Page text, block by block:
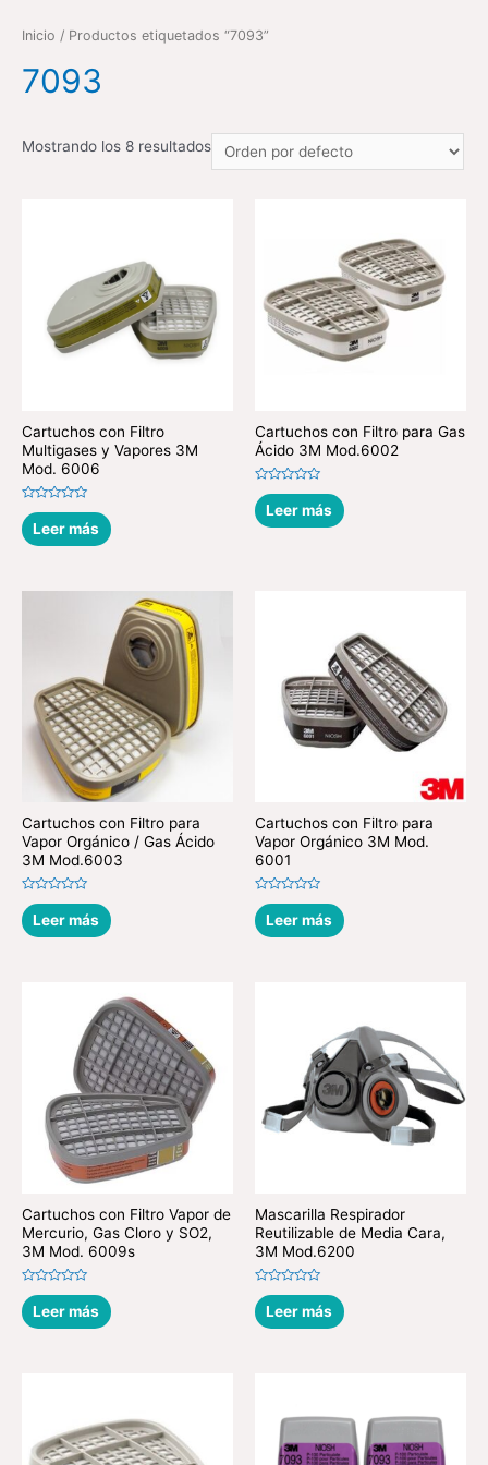
Inicio / Productos etiquetados “7093”
7093
Mostrando los 8 resultados
Cartuchos con Filtro
Multigases y Vapores 3M
Mod. 6006
Valorado
en
0
de
Leer más
Cartuchos con Filtro para Gas
Ácido 3M Mod.6002
Valorado
en
0
de
Leer más
Cartuchos con Filtro para
Vapor Orgánico / Gas Ácido
3M Mod.6003
Valorado
en
0
de
Leer más
Cartuchos con Filtro para
Vapor Orgánico 3M Mod.
6001
Valorado
en
0
de
Leer más
Cartuchos con Filtro Vapor de
Mercurio, Gas Cloro y SO2,
3M Mod. 6009s
Valorado
en
0
de
Leer más
Mascarilla Respirador
Reutilizable de Media Cara,
3M Mod.6200
Valorado
en
0
de
Leer más